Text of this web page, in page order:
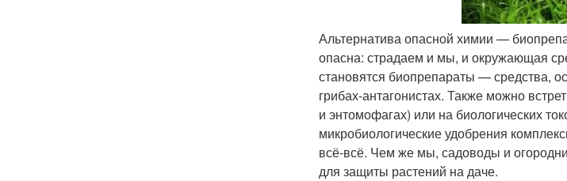
Альтернатива опасной химии —
опасна: страдаем и мы, и окружающая
становятся биопрепараты — средства,
грибах-антагонистах. Также можно
и энтомофагах) или на биологических
микробиологические удобрения
всё-всё. Чем же мы, садоводы и
для защиты растений на даче.